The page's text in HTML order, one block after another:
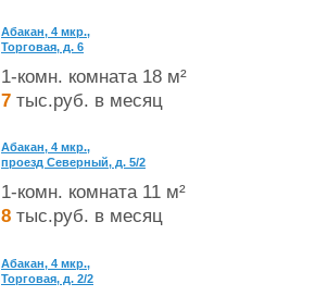
Абакан, 4 мкр.,
Торговая, д. 6
1-комн. комната 18 м²
7 тыс.руб. в месяц
Абакан, 4 мкр.,
проезд Северный, д. 5/2
1-комн. комната 11 м²
8 тыс.руб. в месяц
Абакан, 4 мкр.,
Торговая, д. 2/2